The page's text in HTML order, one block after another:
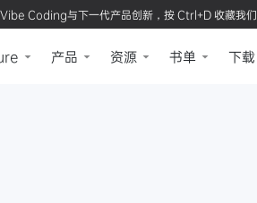
Coding与下一代产品创新，按 Ctrl+D 收藏我们
产品 资源 书单 下载